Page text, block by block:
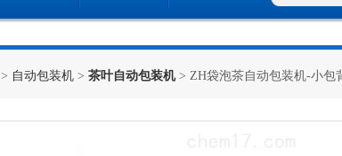
> 自动包装机 > 茶叶自动包装机> ZH袋泡茶自动包装机-小包